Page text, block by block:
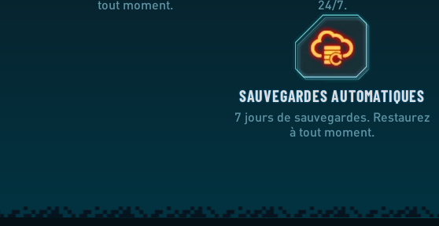
tout moment.
24/7.
SAUVEGARDES AUTOMATIQUES
7 jours de sauvegardes. Restaurez
à tout moment.